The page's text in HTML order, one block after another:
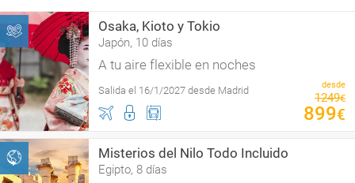
Osaka, Kioto y Tokio
Japón, 10 días
A tu aire flexible en noches
Salida el 16/1/2027 desde Madrid desde
1249€
899€
Misterios del Nilo Todo Incluido
Egipto, 8 días